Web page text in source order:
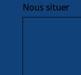
Nous situer